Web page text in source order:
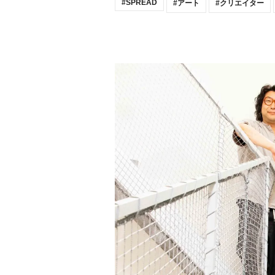
SPREAD アート クリエイター